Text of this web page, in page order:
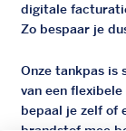
digitale
Zo bespaar je
Onze tankpas is
van een
bepaal je zelf of